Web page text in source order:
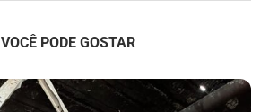
VOCÊ PODE GOSTAR